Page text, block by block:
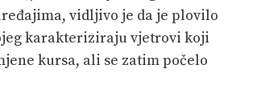
vidljivo je da je plovilo
karakteriziraju vjetrovi koji
kursa, ali se zatim počelo